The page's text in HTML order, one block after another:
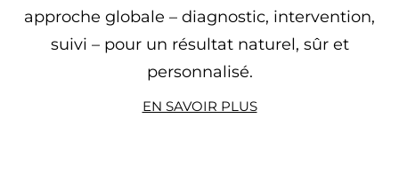
approche globale – diagnostic, intervention,
suivi – pour un résultat naturel, sûr et
personnalisé.
EN SAVOIR PLUS